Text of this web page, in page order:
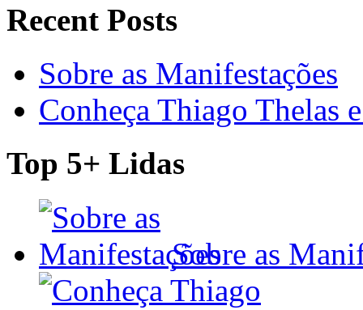
Recent Posts
Sobre as Manifestações
Conheça Thiago Thelas
Top 5+ Lidas
Sobre as